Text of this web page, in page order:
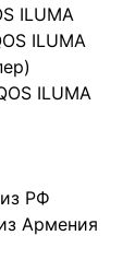
ILUMA
ILUMA
ILUMA
РФ
Армения